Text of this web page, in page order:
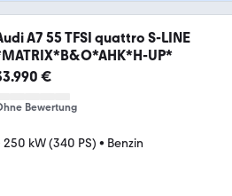
A7 55 TFSI quattro S-LINE
UP*
€
Bewertung
250 kW (340 PS) • Benzin